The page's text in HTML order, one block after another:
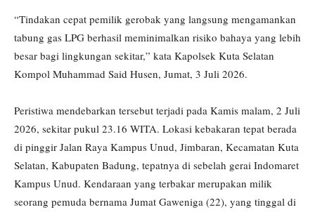
“Tindakan cepat pemilik gerobak yang langsung mengamankan
tabung gas LPG berhasil meminimalkan risiko bahaya yang lebih
besar bagi lingkungan sekitar,” kata Kapolsek Kuta Selatan
Kompol Muhammad Said Husen, Jumat, 3 Juli 2026.
Peristiwa mendebarkan tersebut terjadi pada Kamis malam, 2 Juli
2026, sekitar pukul 23.16 WITA. Lokasi kebakaran tepat berada
di pinggir Jalan Raya Kampus Unud, Jimbaran, Kecamatan Kuta
Selatan, Kabupaten Badung, tepatnya di sebelah gerai Indomaret
Kampus Unud. Kendaraan yang terbakar merupakan milik
seorang pemuda bernama Jumat Gaweniga (22), yang tinggal di